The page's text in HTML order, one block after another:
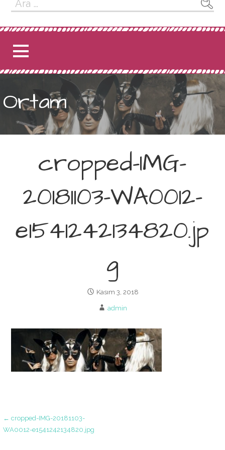
Ortam
cropped-IMG-
20181103-WA0012-
e1541242134820.jp
g
Kasım 3, 2018
admin
Yazı
← cropped-IMG-20181103-
WA0012-e1541242134820.jpg